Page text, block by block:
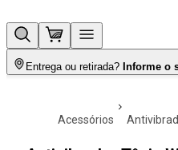
Entrega ou retirada? Informe o
acessórios